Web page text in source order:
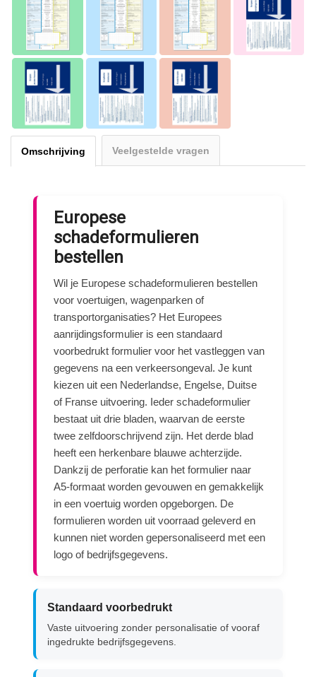
Omschrijving Veelgestelde vragen
Europese
schadeformulieren
bestellen
Wil je Europese schadeformulieren bestellen
voor voertuigen, wagenparken of
transportorganisaties? Het Europees
aanrijdingsformulier is een standaard
voorbedrukt formulier voor het vastleggen van
gegevens na een verkeersongeval. Je kunt
kiezen uit een Nederlandse, Engelse, Duitse
of Franse uitvoering. Ieder schadeformulier
bestaat uit drie bladen, waarvan de eerste
twee zelfdoorschrijvend zijn. Het derde blad
heeft een herkenbare blauwe achterzijde.
Dankzij de perforatie kan het formulier naar
A5-formaat worden gevouwen en gemakkelijk
in een voertuig worden opgeborgen. De
formulieren worden uit voorraad geleverd en
kunnen niet worden gepersonaliseerd met een
logo of bedrijfsgegevens.
Standaard voorbedrukt
Vaste uitvoering zonder personalisatie of vooraf
ingedrukte bedrijfsgegevens.